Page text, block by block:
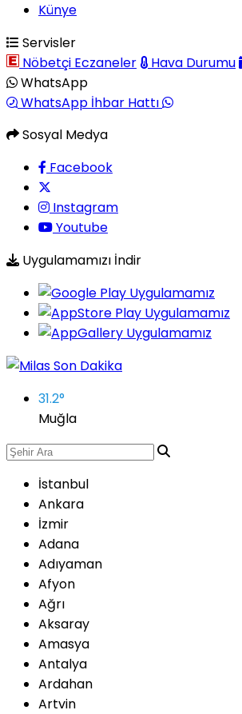
Künye
Servisler
Nöbetçi Eczaneler
Hava Durumu
WhatsApp
WhatsApp İhbar Hattı
Sosyal Medya
Facebook
Instagram
Youtube
Uygulamamızı İndir
31.2°
Muğla
İstanbul
Ankara
İzmir
Adana
Adıyaman
Afyon
Ağrı
Aksaray
Amasya
Antalya
Ardahan
Artvin